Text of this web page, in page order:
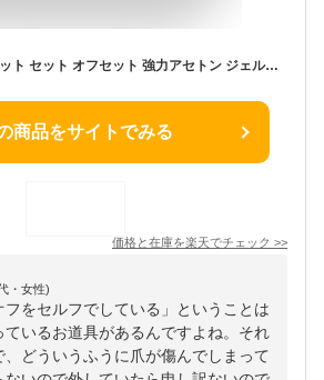
ジェルネイル オフ キット セット オフセット 強力アセトン ジェルリムーバー コットン付き アルミホイルセット キューティクルオイル ネイル用品 ネイルファイル ネイルオフ 便利グッズ セルフネイルやサロンのジェルネイルもオフ ジェルネイルオフキット
商品をサイトでみる
価格と在庫を楽天でチェック >>
・女性)
フをセルフでしている」ということは
ているお道具があるんですよね。それ
どういうふうに爪が傷んでしまって